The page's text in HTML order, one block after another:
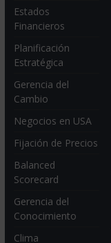
Estados
Financieros
Planificación
Estratégica
Gerencia del
Cambio
Negocios en USA
Fijación de Precios
Balanced
Scorecard
Gerencia del
Conocimiento
Clima